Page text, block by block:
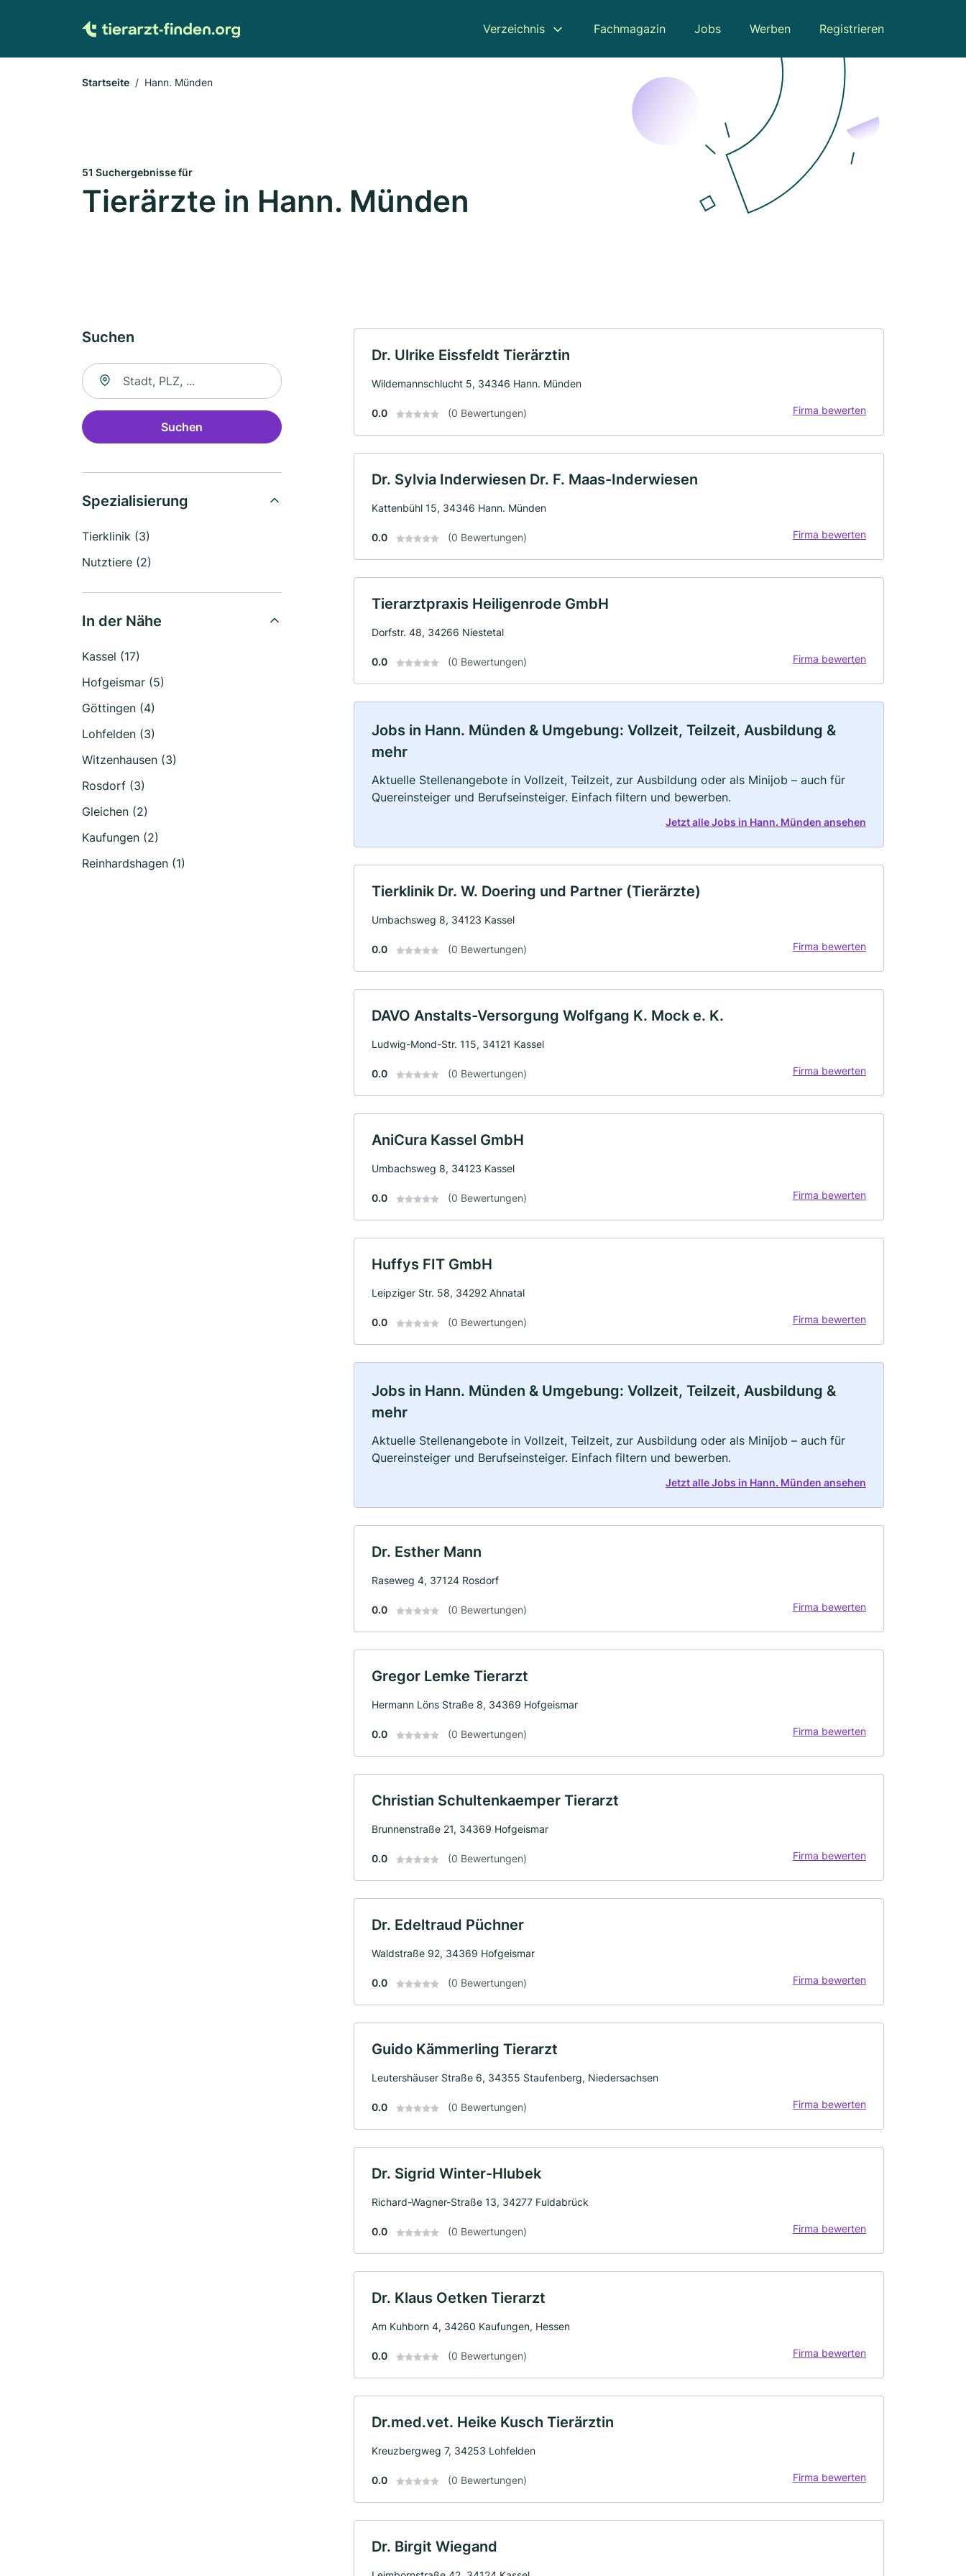
Verzeichnis Fachmagazin Jobs Werben Registrieren
Startseite Hann. Münden
51 Suchergebnisse für
Tierärzte in Hann. Münden
Suchen
Suche nach Ort
Suchen
Spezialisierung
Tierklinik (3)
Nutztiere (2)
In der Nähe
Kassel (17)
Hofgeismar (5)
Göttingen (4)
Lohfelden (3)
Witzenhausen (3)
Rosdorf (3)
Gleichen (2)
Kaufungen (2)
Reinhardshagen (1)
Dr. Ulrike Eissfeldt Tierärztin
Wildemannschlucht 5, 34346 Hann. Münden
0.0 (0 Bewertungen) Firma bewerten
Dr. Sylvia Inderwiesen Dr. F. Maas-Inderwiesen
Kattenbühl 15, 34346 Hann. Münden
0.0 (0 Bewertungen) Firma bewerten
Tierarztpraxis Heiligenrode GmbH
Dorfstr. 48, 34266 Niestetal
0.0 (0 Bewertungen) Firma bewerten
Jobs in Hann. Münden & Umgebung: Vollzeit, Teilzeit, Ausbildung &
mehr
Aktuelle Stellenangebote in Vollzeit, Teilzeit, zur Ausbildung oder als Minijob – auch für
Quereinsteiger und Berufseinsteiger. Einfach filtern und bewerben.
Jetzt alle Jobs in Hann. Münden ansehen
Tierklinik Dr. W. Doering und Partner (Tierärzte)
Umbachsweg 8, 34123 Kassel
0.0 (0 Bewertungen) Firma bewerten
DAVO Anstalts-Versorgung Wolfgang K. Mock e. K.
Ludwig-Mond-Str. 115, 34121 Kassel
0.0 (0 Bewertungen) Firma bewerten
AniCura Kassel GmbH
Umbachsweg 8, 34123 Kassel
0.0 (0 Bewertungen) Firma bewerten
Huffys FIT GmbH
Leipziger Str. 58, 34292 Ahnatal
0.0 (0 Bewertungen) Firma bewerten
Jobs in Hann. Münden & Umgebung: Vollzeit, Teilzeit, Ausbildung &
mehr
Aktuelle Stellenangebote in Vollzeit, Teilzeit, zur Ausbildung oder als Minijob – auch für
Quereinsteiger und Berufseinsteiger. Einfach filtern und bewerben.
Jetzt alle Jobs in Hann. Münden ansehen
Dr. Esther Mann
Raseweg 4, 37124 Rosdorf
0.0 (0 Bewertungen) Firma bewerten
Gregor Lemke Tierarzt
Hermann Löns Straße 8, 34369 Hofgeismar
0.0 (0 Bewertungen) Firma bewerten
Christian Schultenkaemper Tierarzt
Brunnenstraße 21, 34369 Hofgeismar
0.0 (0 Bewertungen) Firma bewerten
Dr. Edeltraud Püchner
Waldstraße 92, 34369 Hofgeismar
0.0 (0 Bewertungen) Firma bewerten
Guido Kämmerling Tierarzt
Leutershäuser Straße 6, 34355 Staufenberg, Niedersachsen
0.0 (0 Bewertungen) Firma bewerten
Dr. Sigrid Winter-Hlubek
Richard-Wagner-Straße 13, 34277 Fuldabrück
0.0 (0 Bewertungen) Firma bewerten
Dr. Klaus Oetken Tierarzt
Am Kuhborn 4, 34260 Kaufungen, Hessen
0.0 (0 Bewertungen) Firma bewerten
Dr.med.vet. Heike Kusch Tierärztin
Kreuzbergweg 7, 34253 Lohfelden
0.0 (0 Bewertungen) Firma bewerten
Dr. Birgit Wiegand